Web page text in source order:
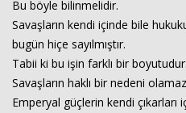
Bu böyle bilinmelidir.
Savaşların kendi içinde bile
bugün hiçe sayılmıştır.
Tabii ki bu işin farklı bir boyutudur.
Savaşların haklı bir nedeni
Emperyal güçlerin kendi çıkarları